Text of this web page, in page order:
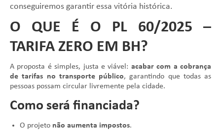
conseguiremos garantir essa vitória histórica.
O QUE É O PL 60/2025 –
TARIFA ZERO EM BH?
A proposta é simples, justa e viável: acabar com a cobrança
de tarifas no transporte público, garantindo que todas as
pessoas possam circular livremente pela cidade.
Como será financiada?
O projeto não aumenta impostos.